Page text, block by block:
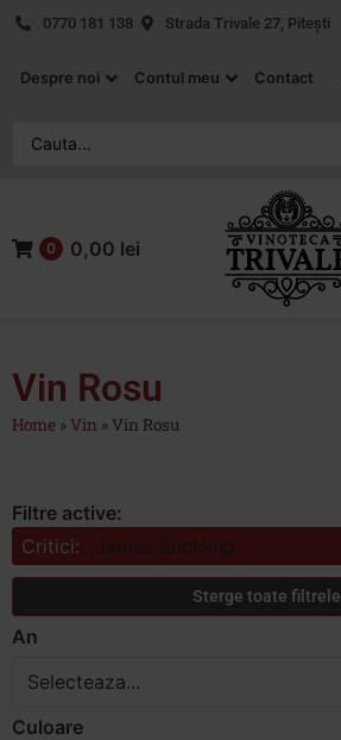
0770 181 138 Strada Trivale 27, Pitești
Despre noi Contul meu Contact
Vin Alb
Vinuri Spumante
Vinoteca
Distilate
0 0,00 lei
Vin Rosu
Home » Vin » Vin Rosu
Filtre active:
Critici: James Suckling
Sterge toate filtrele
An
Selecteaza...
Culoare